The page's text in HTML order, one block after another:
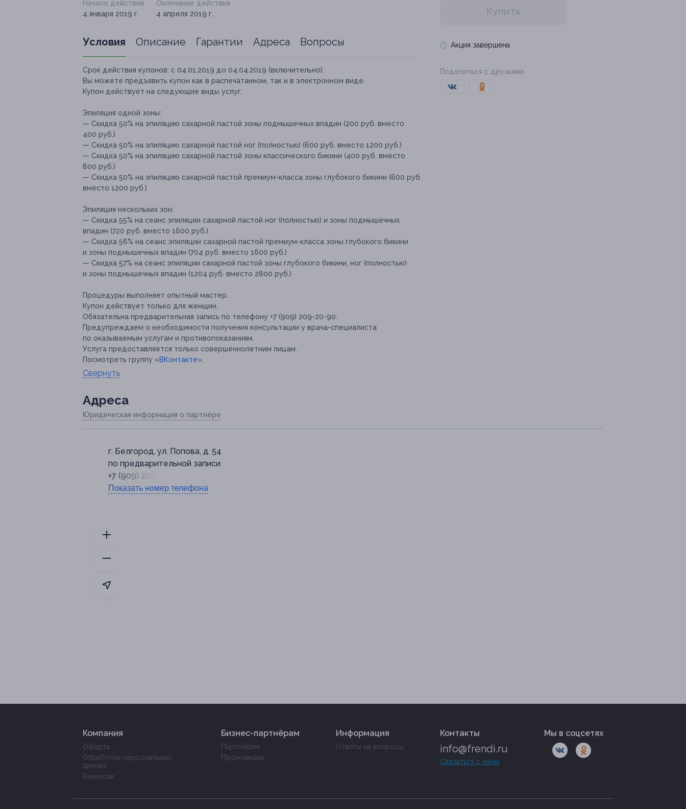
Купить
Акция завершена
Поделиться с друзьями
Начало действия
4 января 2019 г.
Окончание действия
4 апреля 2019 г.
Условия Описание Гарантии Адреса Вопросы
Срок действия купонов: с 04.01.2019 до 04.04.2019 (включительно).
Вы можете предъявить купон как в распечатанном, так и в электронном виде.
Купон действует на следующие виды услуг:
Эпиляция одной зоны:
— Скидка 50% на эпиляцию сахарной пастой зоны подмышечных впадин (200 руб. вместо
400 руб.)
— Скидка 50% на эпиляцию сахарной пастой ног (полностью) (600 руб. вместо 1200 руб.)
— Скидка 50% на эпиляцию сахарной пастой зоны классического бикини (400 руб. вместо
800 руб.)
— Скидка 50% на эпиляцию сахарной пастой премиум-класса зоны глубокого бикини (600 руб.
вместо 1200 руб.)
Эпиляция нескольких зон:
— Скидка 55% на сеанс эпиляции сахарной пастой ног (полностью) и зоны подмышечных
впадин (720 руб. вместо 1600 руб.)
— Скидка 56% на сеанс эпиляции сахарной пастой премиум-класса зоны глубокого бикини
и зоны подмышечных впадин (704 руб. вместо 1600 руб.)
— Скидка 57% на сеанс эпиляции сахарной пастой зоны глубокого бикини, ног (полностью)
и зоны подмышечных впадин (1204 руб. вместо 2800 руб.)
Процедуры выполняет опытный мастер.
Купон действует только для женщин.
Обязательна предварительная запись по телефону +7 (909) 209-20-90.
Предупреждаем о необходимости получения консультации у врача-специалиста
по оказываемым услугам и противопоказаниям.
Услуга предоставляется только совершеннолетним лицам.
Посмотреть группу «ВКонтакте».
Свернуть
Адресa
Юридическая информация о партнёре
г. Белгород, ул. Попова, д. 54
по предварительной записи
+7 (909) 209-20-90
Показать номер телефона
Компания
Оферта
Обработка персональных
данных
Вакансии
Бизнес-партнёрам
Партнёрам
Промоакции
Информация
Ответы на вопросы
Контакты
info@frendi.ru
Связаться с нами
Мы в соцсетях